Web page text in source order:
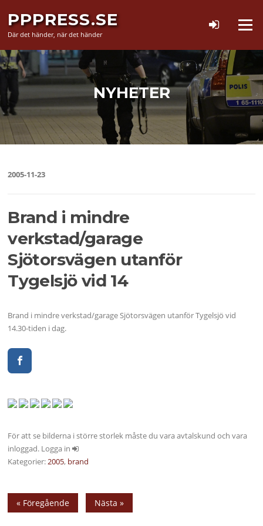
innehåll
PPPRESS.SE
Där det händer, när det händer
Meny
NYHETER
2005-11-23
Brand i mindre
verkstad/garage
Sjötorsvägen utanför
Tygelsjö vid 14
Brand i mindre verkstad/garage Sjötorsvägen utanför Tygelsjö vid
14.30-tiden i dag.
För att se bilderna i större storlek måste du vara avtalskund och vara
inloggad. Logga in
Kategorier:2005, brand
« Föregående Nästa »